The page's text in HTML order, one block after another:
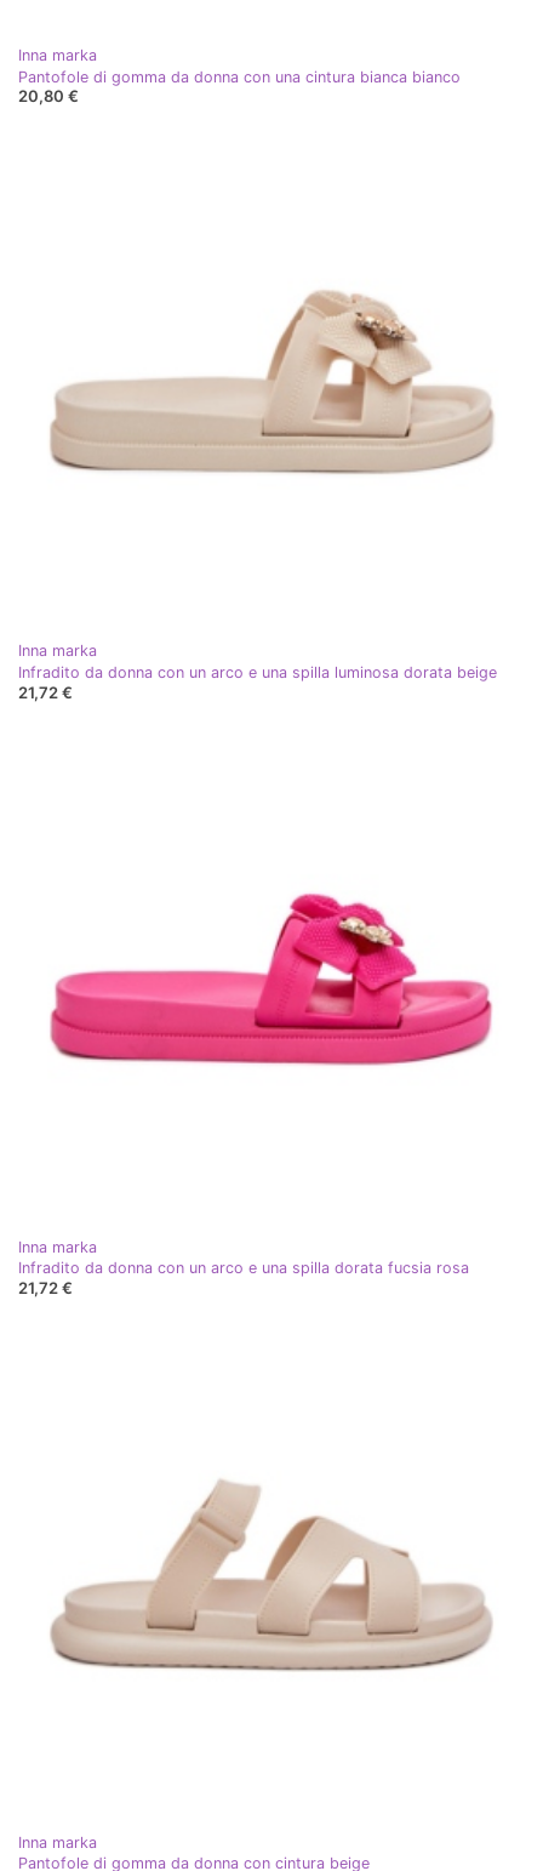
Inna marka
Pantofole di gomma da donna con una cintura bianca bianco
20,80 €
Inna marka
Infradito da donna con un arco e una spilla luminosa dorata beige
21,72 €
Inna marka
Infradito da donna con un arco e una spilla dorata fucsia rosa
21,72 €
Inna marka
Pantofole di gomma da donna con cintura beige